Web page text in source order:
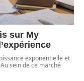
sur My
exponentielle et
sein de ce marché